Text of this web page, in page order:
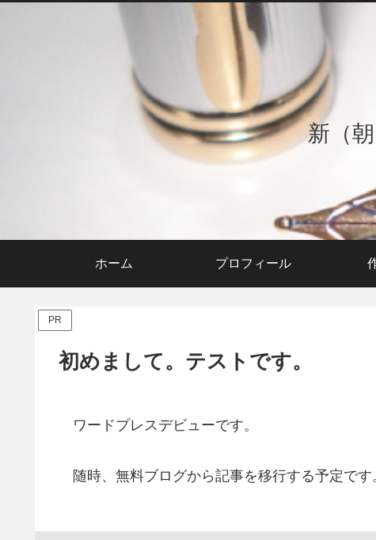
新（
ホーム プロフィール
PR
初めまして。テストです。
ワードプレスデビューです。
随時、無料ブログから記事を移行する予定です